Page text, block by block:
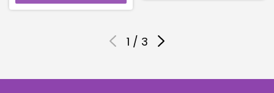
1 / 3